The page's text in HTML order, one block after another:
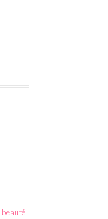
beauté